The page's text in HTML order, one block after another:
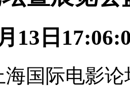
13日
国际电影论